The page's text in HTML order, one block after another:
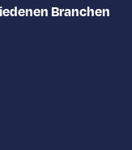
Branchen